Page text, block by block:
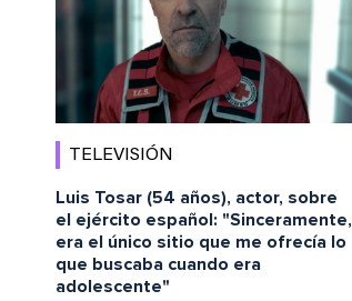
TELEVISIÓN
Luis Tosar (54 años), actor, sobre
el ejército español: "Sinceramente,
era el único sitio que me ofrecía lo
que buscaba cuando era
adolescente"